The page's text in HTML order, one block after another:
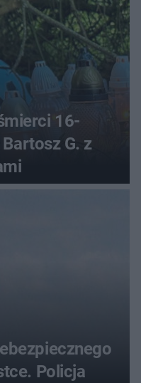
16-
G. z
Policja